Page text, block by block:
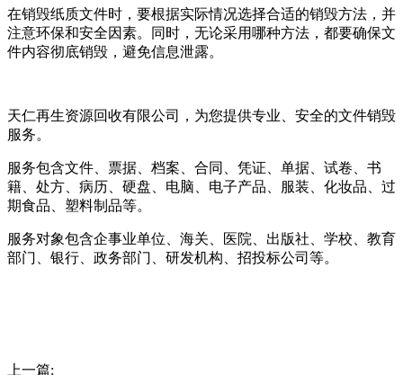
在销毁纸质文件时，要根据实际情况选择合适的销毁方法，并
注意环保和安全因素。同时，无论采用哪种方法，都要确保文
件内容彻底销毁，避免信息泄露。
天仁再生资源回收有限公司，为您提供专业、安全的文件销毁
服务。
服务包含文件、票据、档案、合同、凭证、单据、试卷、书
籍、处方、病历、硬盘、电脑、电子产品、服装、化妆品、过
期食品、塑料制品等。
服务对象包含企事业单位、海关、医院、出版社、学校、教育
部门、银行、政务部门、研发机构、招投标公司等。
上一篇: